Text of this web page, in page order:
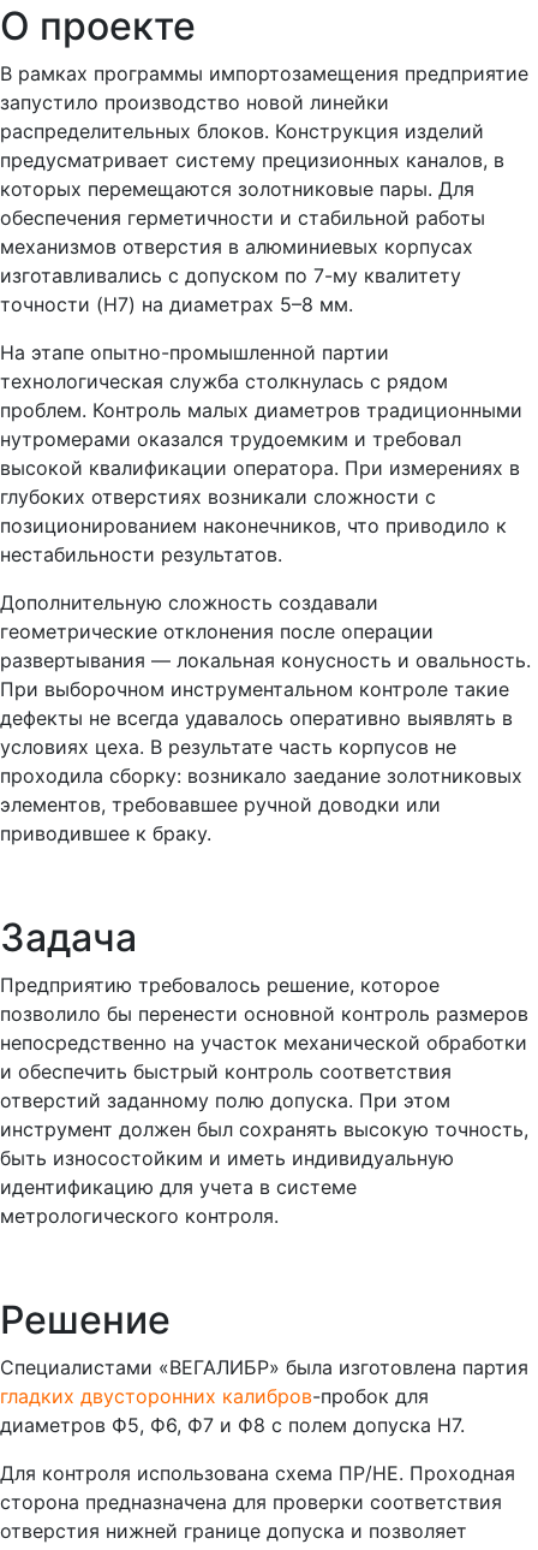
О проекте
В рамках программы импортозамещения предприятие
запустило производство новой линейки
распределительных блоков. Конструкция изделий
предусматривает систему прецизионных каналов, в
которых перемещаются золотниковые пары. Для
обеспечения герметичности и стабильной работы
механизмов отверстия в алюминиевых корпусах
изготавливались с допуском по 7-му квалитету
точности (H7) на диаметрах 5–8 мм.
На этапе опытно-промышленной партии
технологическая служба столкнулась с рядом
проблем. Контроль малых диаметров традиционными
нутромерами оказался трудоемким и требовал
высокой квалификации оператора. При измерениях в
глубоких отверстиях возникали сложности с
позиционированием наконечников, что приводило к
нестабильности результатов.
Дополнительную сложность создавали
геометрические отклонения после операции
развертывания — локальная конусность и овальность.
При выборочном инструментальном контроле такие
дефекты не всегда удавалось оперативно выявлять в
условиях цеха. В результате часть корпусов не
проходила сборку: возникало заедание золотниковых
элементов, требовавшее ручной доводки или
приводившее к браку.
Задача
Предприятию требовалось решение, которое
позволило бы перенести основной контроль размеров
непосредственно на участок механической обработки
и обеспечить быстрый контроль соответствия
отверстий заданному полю допуска. При этом
инструмент должен был сохранять высокую точность,
быть износостойким и иметь индивидуальную
идентификацию для учета в системе
метрологического контроля.
Решение
Специалистами «ВЕГАЛИБР» была изготовлена партия
гладких двусторонних калибров-пробок для
диаметров Ф5, Ф6, Ф7 и Ф8 с полем допуска H7.
Для контроля использована схема ПР/НЕ. Проходная
сторона предназначена для проверки соответствия
отверстия нижней границе допуска и позволяет